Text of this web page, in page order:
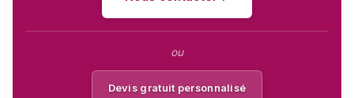
ou
Devis gratuit personnalisé